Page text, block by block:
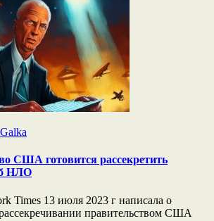
Galka
США готовится рассекретить
НЛО
Times 13 июля 2023 г написала о
правительством США